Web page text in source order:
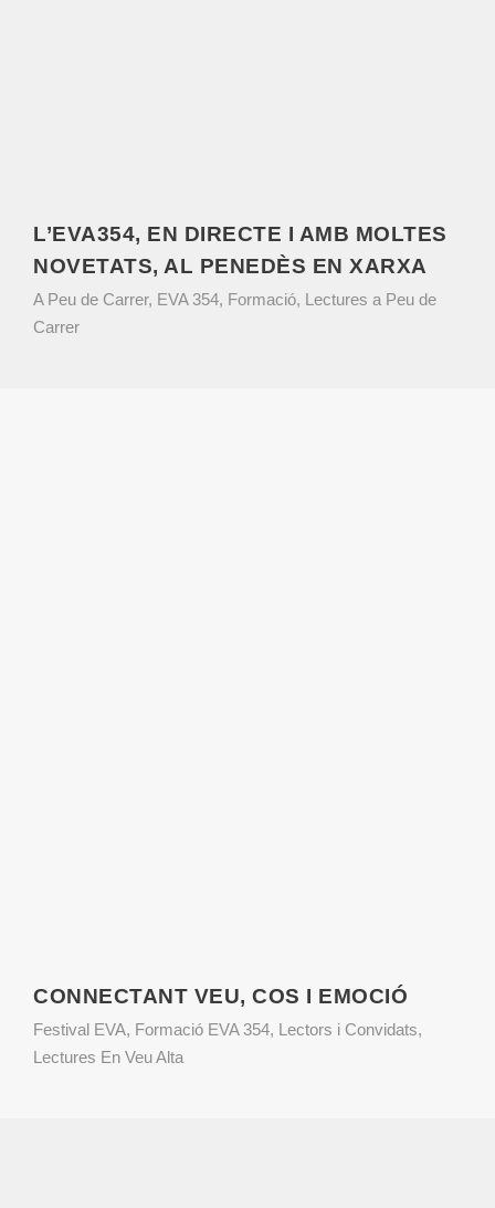
L’EVA354, EN DIRECTE I AMB MOLTES
NOVETATS, AL PENEDÈS EN XARXA
A Peu de Carrer, EVA 354, Formació, Lectures a Peu de
Carrer
CONNECTANT VEU, COS I EMOCIÓ
Festival EVA, Formació EVA 354, Lectors i Convidats,
Lectures En Veu Alta